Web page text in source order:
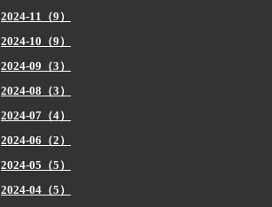
2024-11（9）
2024-10（9）
2024-09（3）
2024-08（3）
2024-07（4）
2024-06（2）
2024-05（5）
2024-04（5）